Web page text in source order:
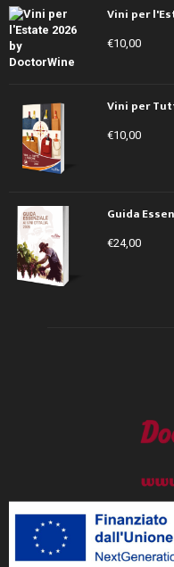
Vini per
€10,00
Vini per
€10,00
Guida
€24,00